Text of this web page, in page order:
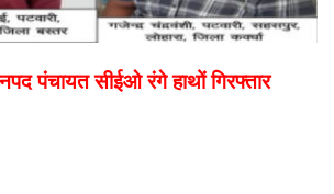
पंचायत सीईओ रंगे हाथों गिरफ्तार